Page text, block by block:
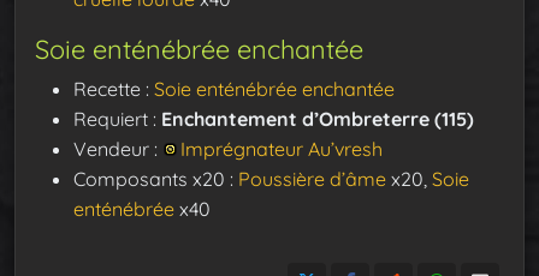
Soie enténébrée enchantée
Recette : Soie enténébrée enchantée
Requiert : Enchantement d’Ombreterre (115)
Vendeur :
Imprégnateur Au’vresh
Composants x20 : Poussière d’âme x20, Soie
enténébrée x40